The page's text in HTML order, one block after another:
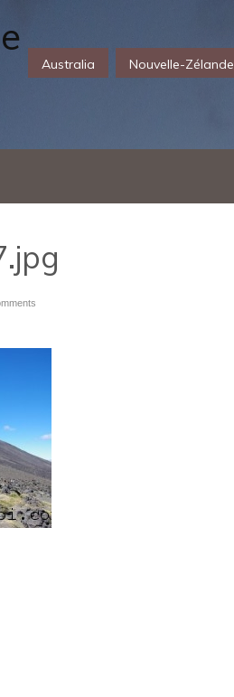
Australia Nouvelle-Zélande